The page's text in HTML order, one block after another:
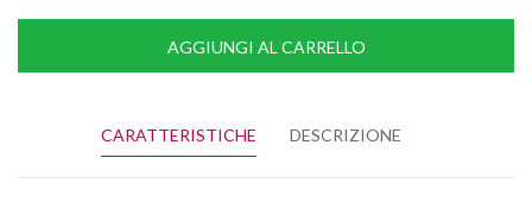
AGGIUNGI AL CARRELLO
CARATTERISTICHE DESCRIZIONE